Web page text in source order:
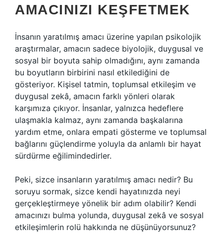
AMACINIZI KEŞFETMEK
İnsanın yaratılmış amacı üzerine yapılan psikolojik
araştırmalar, amacın sadece biyolojik, duygusal ve
sosyal bir boyuta sahip olmadığını, aynı zamanda
bu boyutların birbirini nasıl etkilediğini de
gösteriyor. Kişisel tatmin, toplumsal etkileşim ve
duygusal zekâ, amacın farklı yönleri olarak
karşımıza çıkıyor. İnsanlar, yalnızca hedeflere
ulaşmakla kalmaz, aynı zamanda başkalarına
yardım etme, onlara empati gösterme ve toplumsal
bağlarını güçlendirme yoluyla da anlamlı bir hayat
sürdürme eğilimindedirler.
Peki, sizce insanların yaratılmış amacı nedir? Bu
soruyu sormak, sizce kendi hayatınızda neyi
gerçekleştirmeye yönelik bir adım olabilir? Kendi
amacınızı bulma yolunda, duygusal zekâ ve sosyal
etkileşimlerin rolü hakkında ne düşünüyorsunuz?